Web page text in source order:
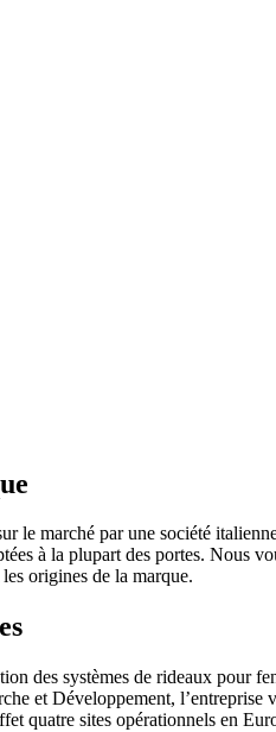
le marché par une société
à la plupart des portes. Nous
origines de la marque.
des systèmes de rideaux pour
et Développement,
quatre sites opérationnels en